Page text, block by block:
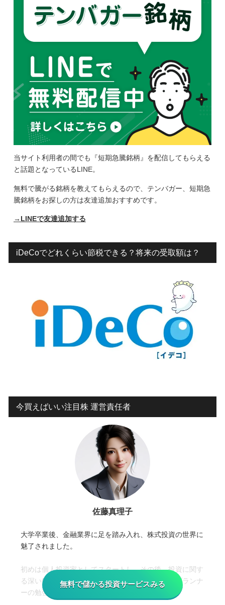
当サイト利用者の間でも『短期急騰銘柄』を配信してもらえる
と話題となっているLINE。
無料で騰がる銘柄を教えてもらえるので、テンバガー、短期急
騰銘柄をお探しの方は友達追加おすすめです。
→LINEで友達追加する
iDeCoでどれくらい節税できる？将来の受取額は？
今買えばいい注目株 運営責任者
佐藤真理子
大学卒業後、金融業界に足を踏み入れ、株式投資の世界に
魅了されました。
初めは個人投資家としてスタートし、その後、投資に関す
る深い知識と経験を積むためにファイナンシャルプランナ
ーの勉強を始めました。
無料で儲かる投資サービスみる